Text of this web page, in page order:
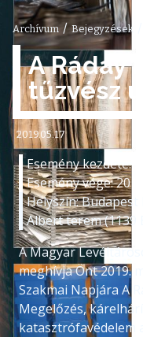
Archívum / Bejegyzések
A Ráday
tűzvész
2019.05.17
Esemény kezdete:
Esemény vége:
Helyszín: Budapest
Albert terem (1139
A Magyar
meghívja Önt 2019.
Szakmai Napjára A
Megelőzés,
katasztrófavédelem